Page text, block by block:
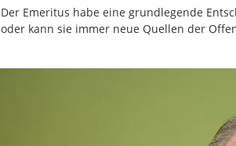
Der Emeritus habe eine grundlegende
oder kann sie immer neue Quellen der